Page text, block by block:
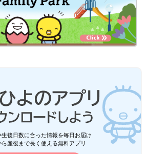
後日数に合った情報を毎日お届け
産後まで長く使える無料アプリ